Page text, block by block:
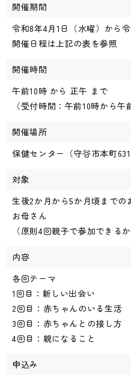
開催期間
令和8年4月1日（水曜）から
開催日程は上記の表を参照
開催時間
午前10時 から 正午 まで
（受付時間：午前10時から午
開催場所
保健センター（守谷市本町631
対象
生後2か月から5か月頃まで
お母さん
（原則4回親子で参加できるか
内容
各回テーマ
1回目：新しい出会い
2回目：赤ちゃんのいる生活
3回目：赤ちゃんとの接し方
4回目：親になること
申込み